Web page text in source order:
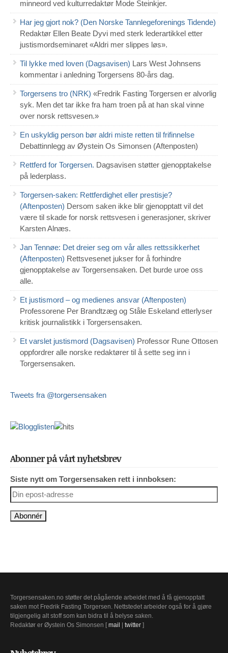
minneord ved kulturredaktør Mode Steinkjer.
Har jeg gjort nok? (Den Norske Tannlegeforenings Tidende)
Redaktør Ellen Beate Dyvi med sterk lederartikkel etter
justismordseminaret «Aldri mer slippes løs».
Til lykke med loven (Dagsavisen) Lars West Johnsens
kommentar i anledning Torgersens 80-års dag.
Torgersens tro (NRK) «Fredrik Fasting Torgersen er alvorlig
syk. Men det tar ikke fra ham troen på at han skal vinne
over norsk rettsvesen.»
En uskyldig person bør aldri miste retten til frifinnelse
Debattinnlegg av Øystein Os Simonsen (Aftenposten)
Rettferd for Torgersen. Dagsavisen støtter gjenopptakelse
på lederplass.
Torgersen-saken: Rettferdighet eller prestisje?
(Aftenposten) Dersom saken ikke blir gjenopptatt vil det
være til skade for norsk rettsvesen i generasjoner, skriver
Karsten Alnæs.
Jan Tennøe: Det dreier seg om vår alles rettssikkerhet
(Aftenposten) Rettsvesenet jukser for å forhindre
gjenopptakelse av Torgersensaken. Det burde uroe oss
alle.
Et justismord – og medienes ansvar (Aftenposten)
Professorene Per Brandtzæg og Ståle Eskeland etterlyser
kritisk journalistikk i Torgersensaken.
Et varslet justismord (Dagsavisen) Professor Rune Ottosen
oppfordrer alle norske redaktører til å sette seg inn i
Torgersensaken.
Tweets fra @torgersensaken
Abonner på vårt nyhetsbrev
Siste nytt om Torgersensaken rett i innboksen:
Torgersensaken.no støtter det pågående arbeidet med å få gjenopptatt
saken mot Fredrik Fasting Torgersen. Nettstedet arbeider også for å gjøre
tilgjengelig alt stoff som kan bidra til å belyse saken.
Redaktør er Øystein Os Simonsen [ mail twitter ]